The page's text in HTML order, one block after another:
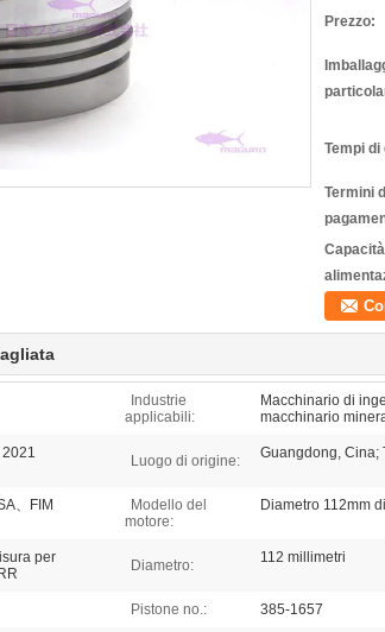
Prezzo:
Tempi di
Termini
Industrie
applicabili:
Macchinario di
macchinario
Luogo di origine: Guangdong, Cina;
、FIM
Modello del
motore:
Diametro 112mm
per
Diametro: 112 millimetri
Pistone no.: 385-1657